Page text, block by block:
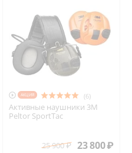
 AКЦИЯ (6)
Активные наушники 3M
Peltor SportTac
25 900₽ 23 800₽